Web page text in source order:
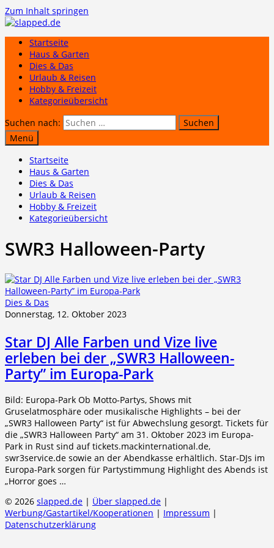
Zum Inhalt springen
Startseite
Haus & Garten
Dies & Das
Urlaub & Reisen
Hobby & Freizeit
Kategorieübersicht
Suchen nach:
Menü
Startseite
Haus & Garten
Dies & Das
Urlaub & Reisen
Hobby & Freizeit
Kategorieübersicht
SWR3 Halloween-Party
Dies & Das
Donnerstag, 12. Oktober 2023
Star DJ Alle Farben und Vize live
erleben bei der „SWR3 Halloween-
Party” im Europa-Park
Bild: Europa-Park Ob Motto-Partys, Shows mit
Gruselatmosphäre oder musikalische Highlights – bei der
„SWR3 Halloween Party“ ist für Abwechslung gesorgt. Tickets für
die „SWR3 Halloween Party“ am 31. Oktober 2023 im Europa-
Park in Rust sind auf tickets.mackinternational.de,
swr3service.de sowie an der Abendkasse erhältlich. Star-DJs im
Europa-Park sorgen für Partystimmung Highlight des Abends ist
„Horror goes …
© 2026 slapped.de | Über slapped.de |
Werbung/Gastartikel/Kooperationen | Impressum |
Datenschutzerklärung